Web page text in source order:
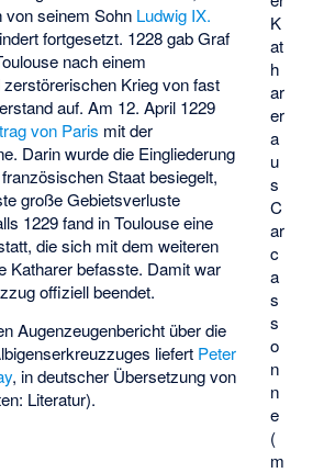
K
at
h
ar
er
a
u
s
C
ar
c
a
s
s
o
n
n
e
(
m
von seinem Sohn Ludwig IX.
fortgesetzt. 1228 gab Graf
nach einem
Krieg von fast
auf. Am 12. April 1229
von Paris mit der
Darin wurde die Eingliederung
Staat besiegelt,
große Gebietsverluste
1229 fand in Toulouse eine
die sich mit dem weiteren
Katharer befasste. Damit war
offiziell beendet.
Augenzeugenbericht über die
liefert Peter
, in deutscher Übersetzung von
Literatur).